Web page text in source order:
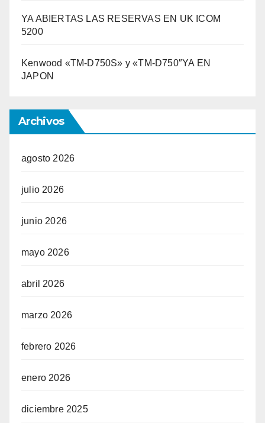
YA ABIERTAS LAS RESERVAS EN UK ICOM
5200
Kenwood «TM-D750S» y «TM-D750″YA EN
JAPON
Archivos
agosto 2026
julio 2026
junio 2026
mayo 2026
abril 2026
marzo 2026
febrero 2026
enero 2026
diciembre 2025